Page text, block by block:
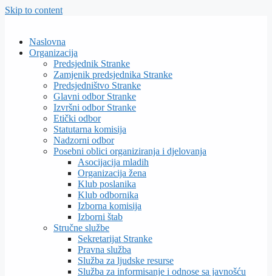
Skip to content
Naslovna
Organizacija
Predsjednik Stranke
Zamjenik predsjednika Stranke
Predsjedništvo Stranke
Glavni odbor Stranke
Izvršni odbor Stranke
Etički odbor
Statutarna komisija
Nadzorni odbor
Posebni oblici organiziranja i djelovanja
Asocijacija mladih
Organizacija žena
Klub poslanika
Klub odbornika
Izborna komisija
Izborni štab
Stručne službe
Sekretarijat Stranke
Pravna služba
Služba za ljudske resurse
Služba za informisanje i odnose sa javnošću